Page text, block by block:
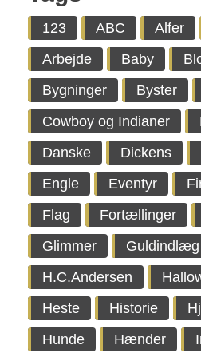
123 ABC Alfer
Arbejde
Baby
Bygninger
Byster
Cowboy og Indianer
Danske
Dickens
Engle
Eventyr
Flag
Fortællinger
Glimmer
Guldindlæg
H.C.Andersen
Heste
Historie
Hunde
Hænder